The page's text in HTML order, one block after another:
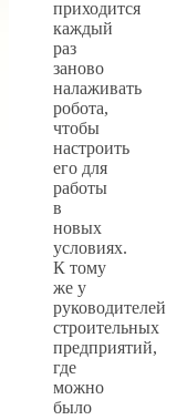
приходится
каждый
раз
заново
налаживать
робота,
чтобы
настроить
его для
работы
в
новых
условиях.
К тому
же у
руководителей
строительных
предприятий,
где
можно
было